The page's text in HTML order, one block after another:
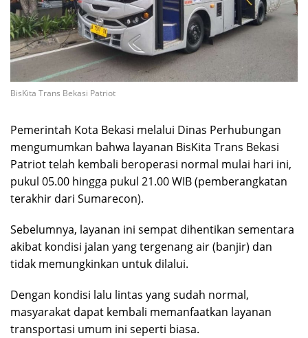
BisKita Trans Bekasi Patriot
Pemerintah Kota Bekasi melalui Dinas Perhubungan
mengumumkan bahwa layanan BisKita Trans Bekasi
Patriot telah kembali beroperasi normal mulai hari ini,
pukul 05.00 hingga pukul 21.00 WIB (pemberangkatan
terakhir dari Sumarecon).
Sebelumnya, layanan ini sempat dihentikan sementara
akibat kondisi jalan yang tergenang air (banjir) dan
tidak memungkinkan untuk dilalui.
Dengan kondisi lalu lintas yang sudah normal,
masyarakat dapat kembali memanfaatkan layanan
transportasi umum ini seperti biasa.